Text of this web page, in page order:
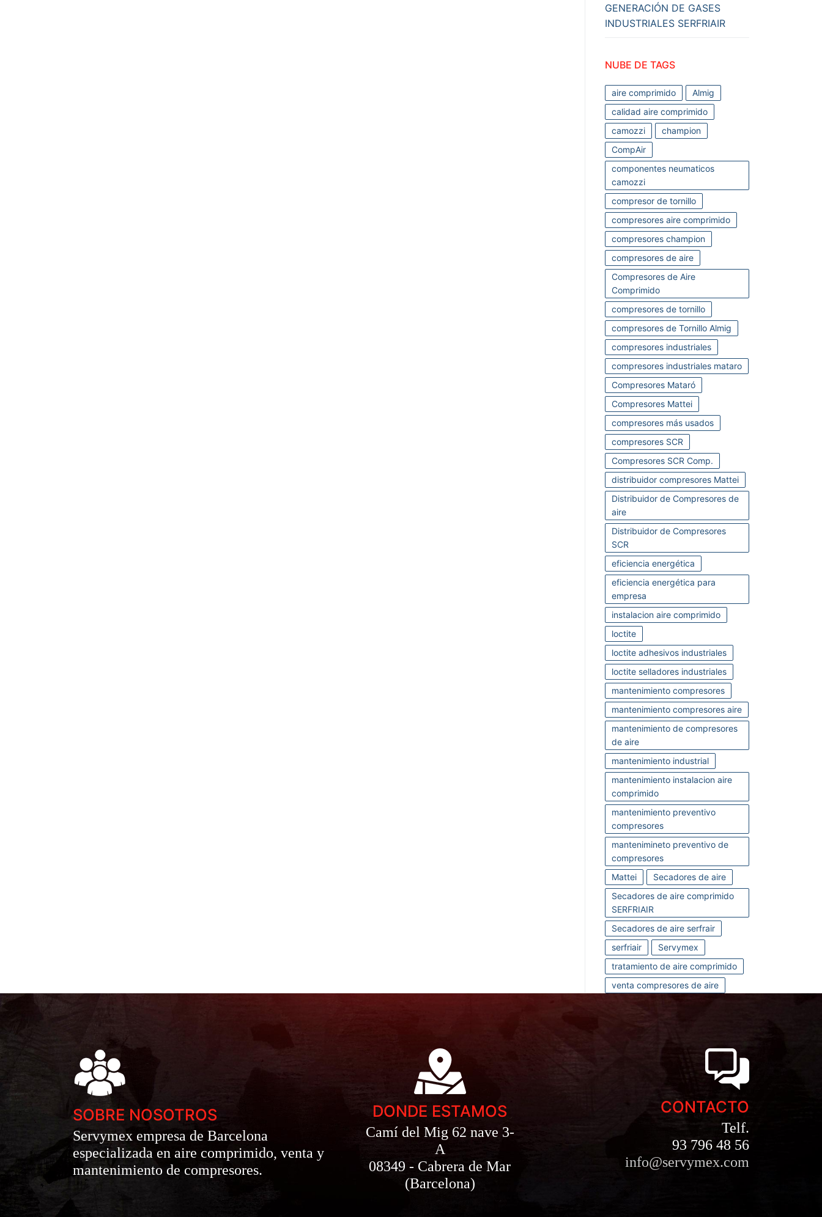
GENERACIÓN DE GASES
INDUSTRIALES SERFRIAIR
NUBE DE TAGS
aire comprimido
Almig
calidad aire comprimido
camozzi
champion
CompAir
componentes neumaticos
camozzi
compresor de tornillo
compresores aire comprimido
compresores champion
compresores de aire
Compresores de Aire
Comprimido
compresores de tornillo
compresores de Tornillo Almig
compresores industriales
compresores industriales mataro
Compresores Mataró
Compresores Mattei
compresores más usados
compresores SCR
Compresores SCR Comp.
distribuidor compresores Mattei
Distribuidor de Compresores de
aire
Distribuidor de Compresores
SCR
eficiencia energética
eficiencia energética para
empresa
instalacion aire comprimido
loctite
loctite adhesivos industriales
loctite selladores industriales
mantenimiento compresores
mantenimiento compresores aire
mantenimiento de compresores
de aire
mantenimiento industrial
mantenimiento instalacion aire
comprimido
mantenimiento preventivo
compresores
mantenimineto preventivo de
compresores
Mattei
Secadores de aire
Secadores de aire comprimido
SERFRIAIR
Secadores de aire serfrair
serfriair
Servymex
tratamiento de aire comprimido
venta compresores de aire
SOBRE NOSOTROS
Servymex empresa de Barcelona
especializada en aire comprimido, venta y
mantenimiento de compresores.
DONDE ESTAMOS
Camí del Mig 62 nave 3-
A
08349 - Cabrera de Mar
(Barcelona)
CONTACTO
Telf.
93 796 48 56
info@servymex.com